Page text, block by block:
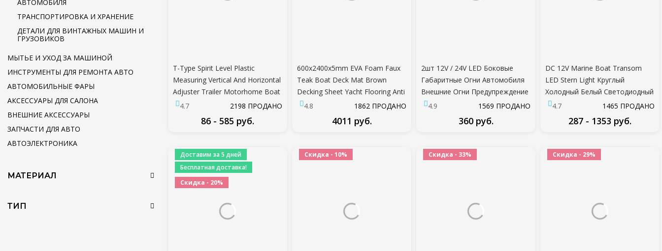
АВТОМОБИЛЯ
ТРАНСПОРТИРОВКА И ХРАНЕНИЕ
ДЕТАЛИ ДЛЯ ВИНТАЖНЫХ МАШИН И
ГРУЗОВИКОВ
МЫТЬЕ И УХОД ЗА МАШИНОЙ
ИНСТРУМЕНТЫ ДЛЯ РЕМОНТА АВТО
АВТОМОБИЛЬНЫЕ ФАРЫ
АКСЕССУАРЫ ДЛЯ САЛОНА
ВНЕШНИЕ АКСЕССУАРЫ
ЗАПЧАСТИ ДЛЯ АВТО
АВТОЭЛЕКТРОНИКА
МАТЕРИАЛ
ТИП
T-Type Spirit Level Plastic
Measuring Vertical And Horizontal
Adjuster Trailer Motorhome Boat
Accessories Parts 1 шт.
4.7 2198 ПРОДАНО
86 - 585 руб.
600x2400x5mm EVA Foam Faux
Teak Boat Deck Mat Brown
Decking Sheet Yacht Flooring Anti
Skid Mat Self Adhesive Vehicle
4.8 1862 ПРОДАНО
4011 руб.
2шт 12V / 24V LED Боковые
Габаритные Огни Автомобиля
Внешние Огни Предупреждение
Задний Фонарь Авто Прицеп
Грузовик Грузовик Лампы
Белый цвет
4.9 1569 ПРОДАНО
360 руб.
DC 12V Marine Boat Transom
LED Stern Light Круглый
Холодный Белый Светодиодный
Задний Фонарь Яхта Аксессуар
4.7 1465 ПРОДАНО
287 - 1353 руб.
Доставим за 5 дней
Бесплатная доставка!
Скидка - 20%
Скидка - 10% Скидка - 33% Скидка - 29%